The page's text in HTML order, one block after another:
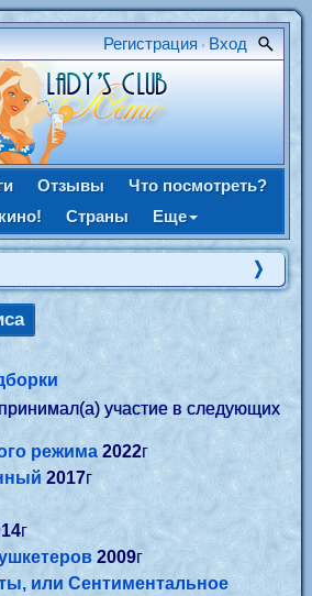
Регистрация • Вход
Отзывы
Что посмотреть?
Страны Еще
участие в следующих
режима 2022г
2017г
г
2009г
или Сентиментальное